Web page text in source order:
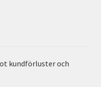
kundförluster och